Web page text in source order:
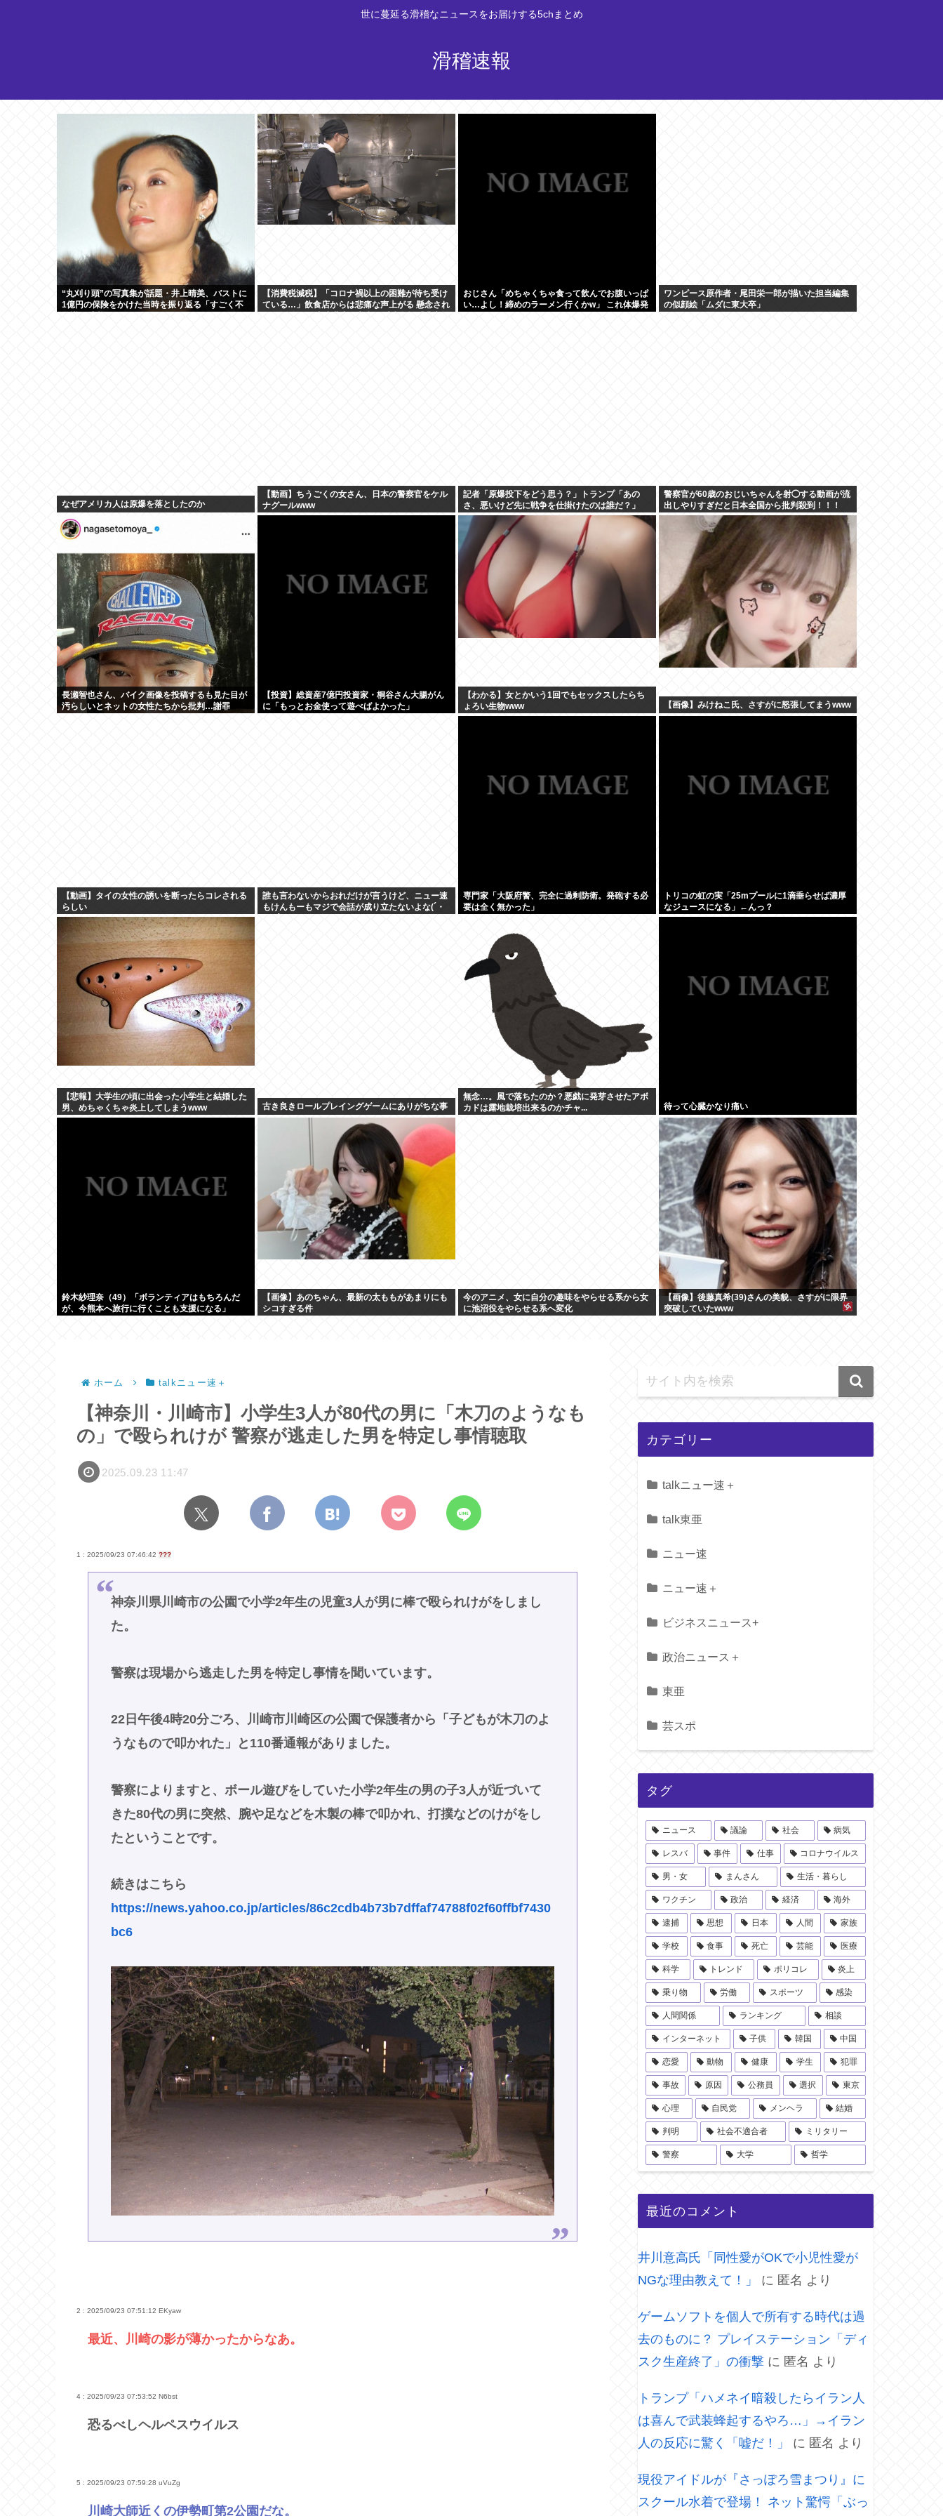
世に蔓延る滑稽なニュースをお届けする5chまとめ
滑稽速報
“丸刈り頭”の写真集が話題・井上晴美、バストに
1億円の保険をかけた当時を振り返る「すごく不
【消費税減税】「コロナ禍以上の困難が待ち受け
ている…」飲食店からは悲痛な声上がる 懸念され
おじさん「めちゃくちゃ食って飲んでお腹いっぱ
い…よし！締めのラーメン行くかw」 これ体爆発
ワンピース原作者・尾田栄一郎が描いた担当編集
の似顔絵「ムダに東大卒」
なぜアメリカ人は原爆を落としたのか
【動画】ちうごくの女さん、日本の警察官をケル
ナグールwww
記者「原爆投下をどう思う？」トランプ「あの
さ、悪いけど先に戦争を仕掛けたのは誰だ？」
警察官が60歳のおじいちゃんを射◯する動画が流
出しやりすぎだと日本全国から批判殺到！！！
長瀬智也さん、バイク画像を投稿するも見た目が
汚らしいとネットの女性たちから批判…謝罪
【投資】総資産7億円投資家・桐谷さん大腸がん
に「もっとお金使って遊べばよかった」
【わかる】女とかいう1回でもセックスしたらち
ょろい生物www
【画像】みけねこ氏、さすがに怒張してまうwww
【動画】タイの女性の誘いを断ったらコレされる
らしい
誰も言わないからおれだけが言うけど、ニュー速
もけんもーもマジで会話が成り立たないよな(´・
専門家「大阪府警、完全に過剰防衛。発砲する必
要は全く無かった」
トリコの虹の実「25mプールに1滴垂らせば濃厚
なジュースになる」←んっ？
【悲報】大学生の頃に出会った小学生と結婚した
男、めちゃくちゃ炎上してしまうwww
古き良きロールプレイングゲームにありがちな事
無念…。風で落ちたのか？悪戯に発芽させたアボ
カドは露地栽培出来るのかチャ...
待って心臓かなり痛い
鈴木紗理奈（49）「ボランティアはもちろんだ
が、今熊本へ旅行に行くことも支援になる」
【画像】あのちゃん、最新の太ももがあまりにも
シコすぎる件
今のアニメ、女に自分の趣味をやらせる系から女
に池沼役をやらせる系へ変化
【画像】後藤真希(39)さんの美貌、さすがに限界
突破していたwww
ホーム talkニュー速＋
【神奈川・川崎市】小学生3人が80代の男に「木刀のようなも
の」で殴られけが 警察が逃走した男を特定し事情聴取
2025.09.23 11:47
1 : 2025/09/23 07:46:42 ???
神奈川県川崎市の公園で小学2年生の児童3人が男に棒で殴られけがをしまし
た。
警察は現場から逃走した男を特定し事情を聞いています。
22日午後4時20分ごろ、川崎市川崎区の公園で保護者から「子どもが木刀のよ
うなもので叩かれた」と110番通報がありました。
警察によりますと、ボール遊びをしていた小学2年生の男の子3人が近づいて
きた80代の男に突然、腕や足などを木製の棒で叩かれ、打撲などのけがをし
たということです。
続きはこちら
https://news.yahoo.co.jp/articles/86c2cdb4b73b7dffaf74788f02f60ffbf7430
bc6
2 : 2025/09/23 07:51:12 EKyaw
最近、川崎の影が薄かったからなあ。
4 : 2025/09/23 07:53:52 N6bst
恐るべしヘルペスウイルス
5 : 2025/09/23 07:59:28 uVuZg
川崎大師近くの伊勢町第2公園だな。
カテゴリー
talkニュー速＋
talk東亜
ニュー速
ニュー速＋
ビジネスニュース+
政治ニュース＋
東亜
芸スポ
タグ
ニュース 議論 社会 病気
レスバ 事件 仕事 コロナウイルス
男・女 まんさん 生活・暮らし
ワクチン 政治 経済 海外
逮捕 思想 日本 人間 家族
学校 食事 死亡 芸能 医療
科学 トレンド ポリコレ 炎上
乗り物 労働 スポーツ 感染
人間関係 ランキング 相談
インターネット 子供 韓国 中国
恋愛 動物 健康 学生 犯罪
事故 原因 公務員 選択 東京
心理 自民党 メンヘラ 結婚
判明 社会不適合者 ミリタリー
警察 大学 哲学
最近のコメント
井川意高氏「同性愛がOKで小児性愛が
NGな理由教えて！」
に 匿名 より
ゲームソフトを個人で所有する時代は過
去のものに？ プレイステーション「ディ
スク生産終了」の衝撃 に 匿名 より
トランプ「ハメネイ暗殺したらイラン人
は喜んで武装蜂起するやろ…」→イラン
人の反応に驚く「嘘だ！」
に 匿名 より
現役アイドルが『さっぽろ雪まつり』に
スクール水着で登場！ ネット驚愕「ぶっ